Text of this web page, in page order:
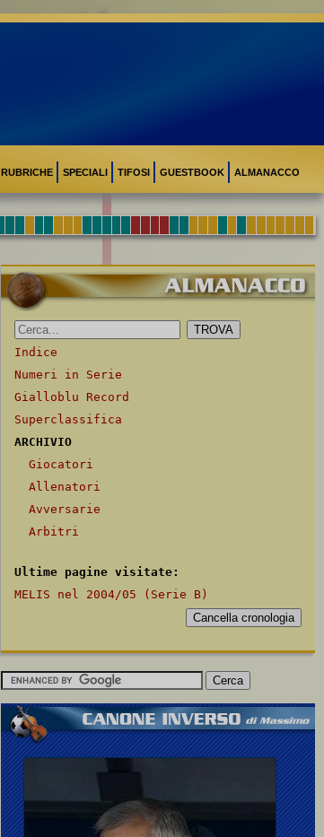
RUBRICHE SPECIALI TIFOSI GUESTBOOK ALMANACCO
Indice
Numeri in Serie
Gialloblu Record
Superclassifica
ARCHIVIO
Giocatori
Allenatori
Avversarie
Arbitri
Ultime pagine visitate:
MELIS nel 2004/05 (Serie B)